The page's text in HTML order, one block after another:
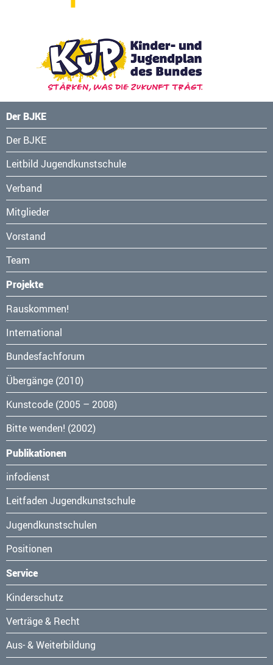
Der BJKE
Navigation
überspringen
Der BJKE
Leitbild Jugendkunstschule
Verband
Mitglieder
Vorstand
Team
Projekte
Navigation
überspringen
Rauskommen!
International
Bundesfachforum
Übergänge (2010)
Kunstcode (2005 – 2008)
Bitte wenden! (2002)
Publikationen
Navigation
überspringen
infodienst
Leitfaden Jugendkunstschule
Jugendkunstschulen
Positionen
Service
Navigation
überspringen
Kinderschutz
Verträge & Recht
Aus- & Weiterbildung